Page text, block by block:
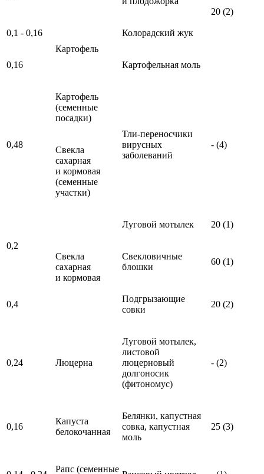
20 (2)
0,1 - 0,16
Картофель
Колорадский жук
0,16 Картофельная моль
0,48
Картофель
(семенные
посадки)
Тли-переносчики
вирусных
заболеваний
- (4)
Свекла
сахарная
и кормовая
(семенные
участки)
0,2
Свекла
сахарная
и кормовая
Луговой мотылек 20 (1)
Свекловичные
блошки
60 (1)
0,4
Подгрызающие
совки
20 (2)
0,24 Люцерна
Луговой мотылек,
листовой
люцерновый
долгоносик
(фитономус)
- (2)
0,16
Капуста
белокочанная
Белянки, капустная
совка, капустная
моль
25 (3)
Рапс (семенные